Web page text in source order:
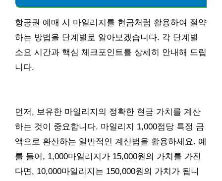
항공권 예매 시 마일리지를 현금처럼 활용하여 절약
하는 방법을 단계별로 알아보겠습니다. 각 단계별
소요 시간과 핵심 체크포인트를 상세히 안내해 드립
니다.
먼저, 보유한 마일리지의 정확한 현금 가치를 계산
하는 것이 중요합니다. 마일리지 1,000점당 특정 금
액으로 환산하는 일반적인 계산법을 활용하세요. 예
를 들어, 1,000마일리지가 15,000원의 가치를 가진
다면, 10,000마일리지는 150,000원의 가치가 됩니